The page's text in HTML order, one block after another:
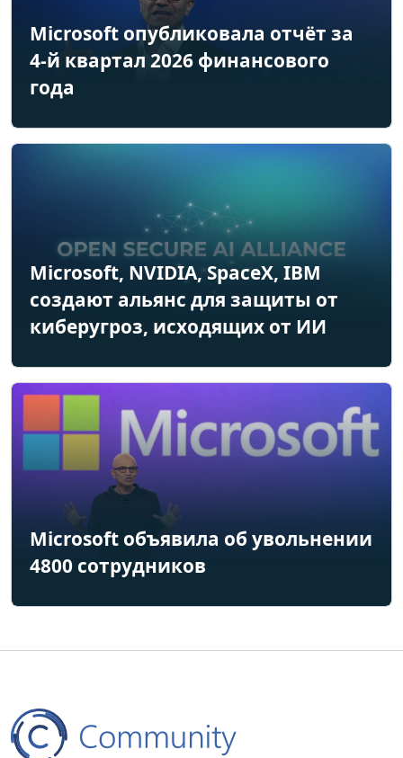
Microsoft опубликовала отчёт за
4-й квартал 2026 финансового
года
Microsoft, NVIDIA, SpaceX, IBM
создают альянс для защиты от
киберугроз, исходящих от ИИ
Microsoft объявила об увольнении
4800 сотрудников